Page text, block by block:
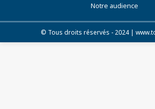
Notre audience
© Tous droits réservés - 2024 |